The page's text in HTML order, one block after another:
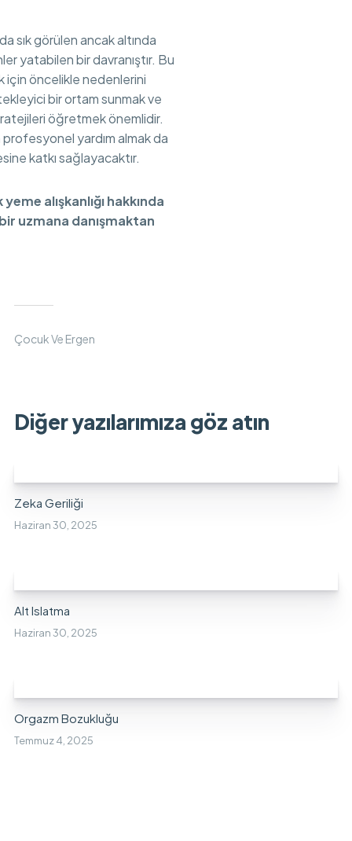
sık görülen ancak altında
yatabilen bir davranıştır. Bu
için öncelikle nedenlerini
bir ortam sunmak ve
öğretmek önemlidir.
yardım almak da
katkı sağlayacaktır.
alışkanlığı hakkında
uzmana danışmaktan
Çocuk Ve Ergen
Diğer yazılarımıza göz atın
Zeka Geriliği
Haziran 30, 2025
Alt Islatma
Haziran 30, 2025
Orgazm Bozukluğu
Temmuz 4, 2025